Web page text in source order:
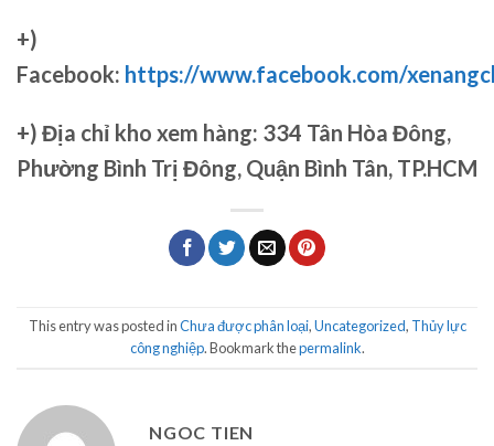
+)
Facebook: https://www.facebook.com/
+) Địa chỉ kho xem hàng: 334 Tân Hòa Đông,
Phường Bình Trị Đông, Quận Bình Tân, TP.HCM
This entry was posted inChưa được phân loại,Uncategorized, Thủy lực
công nghiệp. Bookmark thepermalink.
NGOC TIEN